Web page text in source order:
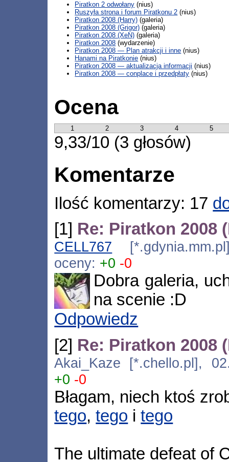
Piratkon 2 odwołany (nius)
Ruszyła strona i forum Piratkonu 2 (nius)
Piratkon 2008 (Harry) (galeria)
Piratkon 2008 (Grigor) (galeria)
Piratkon 2008 (XeN) (galeria)
Piratkon 2008 (wydarzenie)
Piratkon 2008 — Plan atrakcji i inne (nius)
Hanami na Piratkonie (nius)
Piratkon 2008 — aktualizacja informacji (nius)
Piratkon 2008 — conplace i przedpłaty (nius)
Ocena
1 2 3 4 5
9,33/10 (3 głosów)
Komentarze
Ilość komentarzy: 17
[1] Re: Piratkon 2008
CELL767
oceny: +0 -0
Dobra galeria,
na scenie :D
Odpowiedz
[2] Re: Piratkon 2008
Akai_Kaze [*.chello.pl],
+0 -0
Błagam, niech ktoś
tego,tego itego
The ultimate defeat of